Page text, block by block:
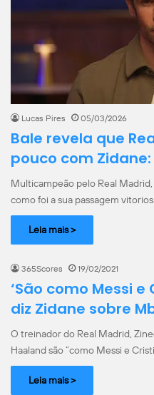
Lucas Pires 05/03/2026
Bale revela que
pouco com Zidane:
Multicampeão pelo Real
como foi a sua passagem
Leia mais >
365Scores 19/02/2021
‘São como Messi e
diz Zidane sobre
O treinador do Real Madrid,
Haaland são “como Messi e
Leia mais >